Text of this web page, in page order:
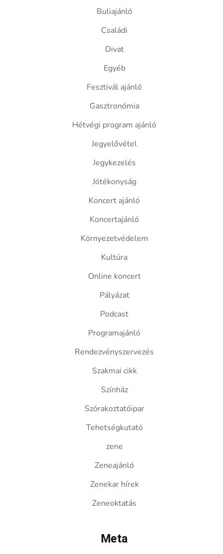
Buliajánló
Családi
Divat
Egyéb
Fesztivál ajánló
Gasztronómia
Hétvégi program ajánló
Jegyelővétel
Jegykezelés
Jótékonyság
Koncert ajánló
Koncertajánló
Környezetvédelem
Kultúra
Online koncert
Pályázat
Podcast
Programajánló
Rendezvényszervezés
Szakmai cikk
Színház
Szórakoztatóipar
Tehetségkutató
zene
Zeneajánló
Zenekar hírek
Zeneoktatás
Meta